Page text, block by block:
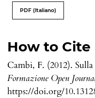
How to Cite
Cambi, F. (2012).
Formazione Open
https://doi.org/
PDF (Italiano)